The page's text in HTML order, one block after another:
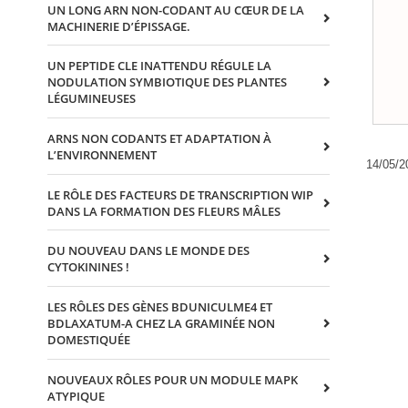
14/05/
UN LONG ARN NON-CODANT AU CŒUR DE LA
MACHINERIE D’ÉPISSAGE.
UN PEPTIDE CLE INATTENDU RÉGULE LA
NODULATION SYMBIOTIQUE DES PLANTES
LÉGUMINEUSES
ARNS NON CODANTS ET ADAPTATION À
L’ENVIRONNEMENT
LE RÔLE DES FACTEURS DE TRANSCRIPTION WIP
DANS LA FORMATION DES FLEURS MÂLES
DU NOUVEAU DANS LE MONDE DES
CYTOKININES !
LES RÔLES DES GÈNES BDUNICULME4 ET
BDLAXATUM-A CHEZ LA GRAMINÉE NON
DOMESTIQUÉE
NOUVEAUX RÔLES POUR UN MODULE MAPK
ATYPIQUE